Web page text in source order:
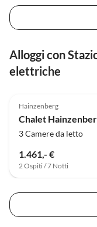
Alloggi con
elettriche
Hainzenberg
Chalet
3 Camere da letto
1.461,- €
2 Ospiti / 7 Notti